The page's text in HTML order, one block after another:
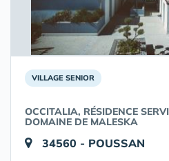
VILLAGE SENIOR
OCCITALIA, RÉSIDENCE
DOMAINE DE MALESKA
34560 - POUSSAN